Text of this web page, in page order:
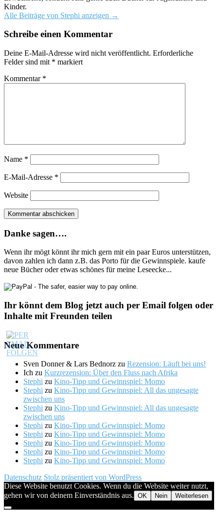
Kinder.
Alle Beiträge von Stephi anzeigen →
Schreibe einen Kommentar
Deine E-Mail-Adresse wird nicht veröffentlicht. Erforderliche
Felder sind mit * markiert
Kommentar *
Name *
E-Mail-Adresse *
Website
Danke sagen….
Wenn ihr mögt könnt ihr mich gern mit ein paar Euros unterstützen,
davon zahlen ich dann z.B. das Porto für die Gewinnspiele. kaufe
neue Bücher oder etwas schönes für meine Leseecke...
Ihr könnt dem Blog jetzt auch per Email folgen oder
Inhalte mit Freunden teilen
Neue Kommentare
Sven Donner & Lars Bednorz zu Rezension: Läuft bei uns!
Ich zu Kurzrezension: Über den Fluss nach Afrika
Stephi zu Kino-Tipp und Gewinnspiel: Momo
Stephi zu Kino-Tipp und Gewinnspiel: All das ungesagte
zwischen uns
Stephi zu Kino-Tipp und Gewinnspiel: All das ungesagte
zwischen uns
Stephi zu Kino-Tipp und Gewinnspiel: Momo
Stephi zu Kino-Tipp und Gewinnspiel: Momo
Stephi zu Kino-Tipp und Gewinnspiel: Momo
Stephi zu Kino-Tipp und Gewinnspiel: Momo
Stephi zu Kino-Tipp und Gewinnspiel: Momo
Datenschutz Stolz präsentiert von WordPress
Diese Website benutzt Cookies. Wenn du die Website weiter nutzt,
gehen wir von deinem Einverständnis aus. OK Nein Weiterlesen